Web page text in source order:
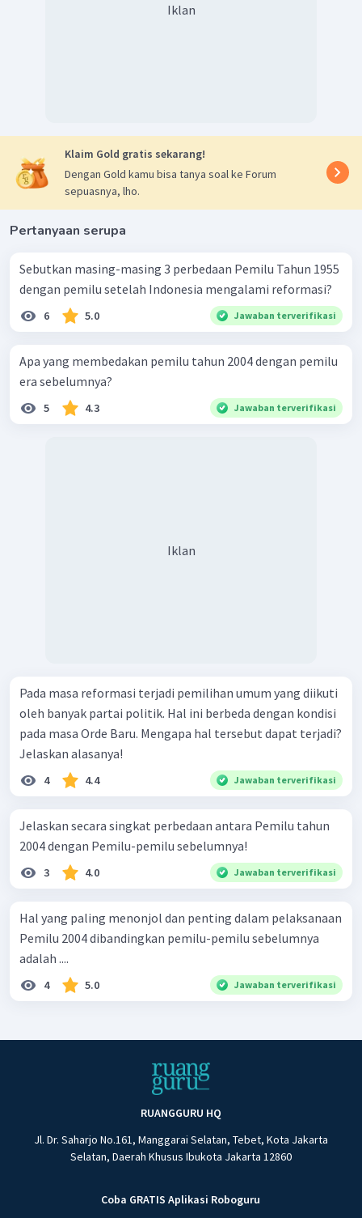
Iklan
Klaim Gold gratis sekarang!
Dengan Gold kamu bisa tanya soal ke Forum
sepuasnya, lho.
Pertanyaan serupa
Sebutkan masing-masing 3 perbedaan Pemilu Tahun 1955
dengan pemilu setelah Indonesia mengalami reformasi?
6 5.0 Jawaban terverifikasi
Apa yang membedakan pemilu tahun 2004 dengan pemilu
era sebelumnya?
5 4.3 Jawaban terverifikasi
Iklan
Pada masa reformasi terjadi pemilihan umum yang diikuti
oleh banyak partai politik. Hal ini berbeda dengan kondisi
pada masa Orde Baru. Mengapa hal tersebut dapat terjadi?
Jelaskan alasanya!
4 4.4 Jawaban terverifikasi
Jelaskan secara singkat perbedaan antara Pemilu tahun
2004 dengan Pemilu-pemilu sebelumnya!
3 4.0 Jawaban terverifikasi
Hal yang paling menonjol dan penting dalam pelaksanaan
Pemilu 2004 dibandingkan pemilu-pemilu sebelumnya
adalah ....
4 5.0 Jawaban terverifikasi
RUANGGURU HQ
Jl. Dr. Saharjo No.161, Manggarai Selatan, Tebet, Kota Jakarta
Selatan, Daerah Khusus Ibukota Jakarta 12860
Coba GRATIS Aplikasi Roboguru